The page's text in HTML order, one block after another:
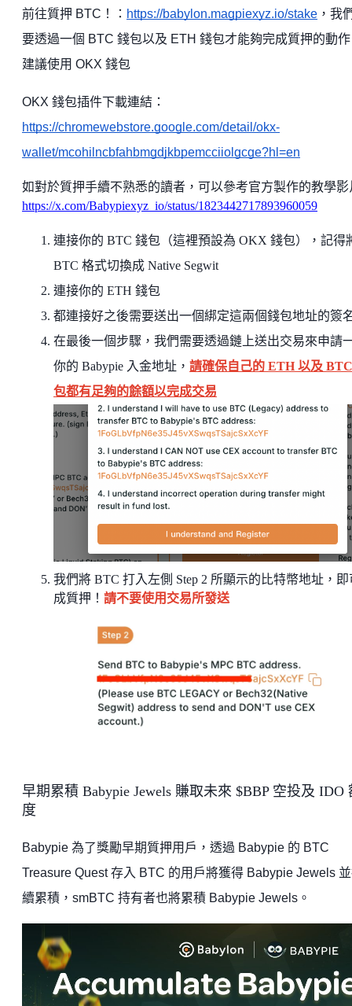
前往質押 BTC！： https://babylon.magpiexyz.io/stake ，我
要透過一個 BTC 錢包以及 ETH 錢包才能夠完成質押的動
建議使用 OKX 錢包
OKX 錢包插件下載連結：
https://chromewebstore.google.com/detail/okx-
wallet/mcohilncbfahbmgdjkbpemcciiolgcge?hl=en
如對於質押手續不熟悉的讀者，可以參考官方製作的教學影
https://x.com/Babypiexyz_io/status/1823442717893960059
連接你的 BTC 錢包（這裡預設為 OKX 錢包），記得
BTC 格式切換成 Native Segwit
連接你的 ETH 錢包
都連接好之後需要送出一個綁定這兩個錢包地址的簽
在最後一個步驟，我們需要透過鏈上送出交易來申請
你的 Babypie 入金地址， 請確保自己的 ETH 以及
包都有足夠的餘額以完成交易
我們將 BTC 打入左側 Step 2 所顯示的比特幣地址，即
成質押！ 請不要使用交易所發送
早期累積 Babypie Jewels 賺取未來 $BBP 空投及 IDO
度
Babypie 為了獎勵早期質押用戶，透過 Babypie 的 BTC
Treasure Quest 存入 BTC 的用戶將獲得 Babypie Jewels
續累積，smBTC 持有者也將累積 Babypie Jewels。